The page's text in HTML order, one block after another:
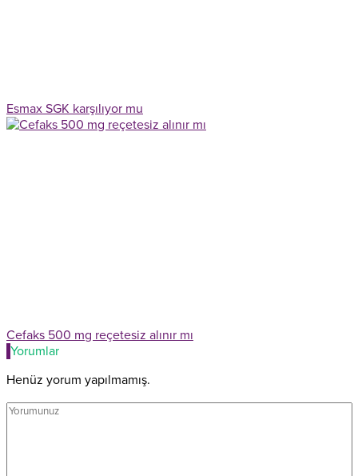
Esmax SGK karşılıyor mu
Cefaks 500 mg reçetesiz alınır mı
Yorumlar
Henüz yorum yapılmamış.